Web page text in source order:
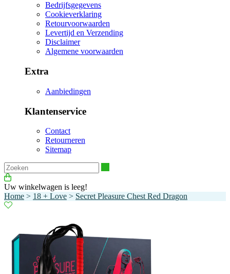
Bedrijfsgegevens
Cookieverklaring
Retourvoorwaarden
Levertijd en Verzending
Disclaimer
Algemene voorwaarden
Extra
Aanbiedingen
Klantenservice
Contact
Retourneren
Sitemap
Uw winkelwagen is leeg!
Home > 18 + Love > Secret Pleasure Chest Red Dragon